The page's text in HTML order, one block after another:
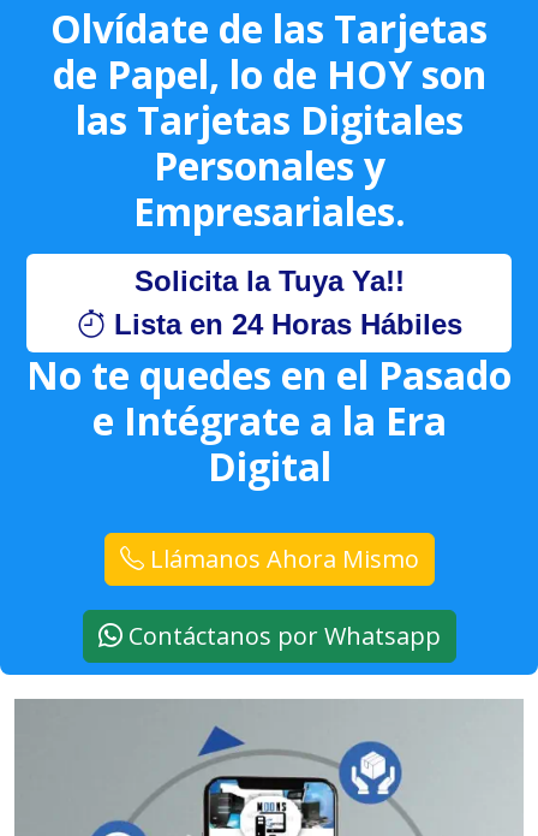
Olvídate de las Tarjetas
de Papel, lo de HOY son
las Tarjetas Digitales
Personales y
Empresariales.
Solicita la Tuya Ya!!
Lista en 24 Horas Hábiles
No te quedes en el Pasado
e Intégrate a la Era
Digital
Llámanos Ahora Mismo
Contáctanos por Whatsapp